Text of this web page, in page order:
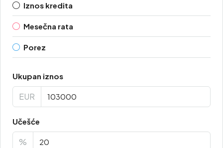
Iznos kredita
Mesečna rata
Porez
Ukupan iznos
EUR
Učešće
%